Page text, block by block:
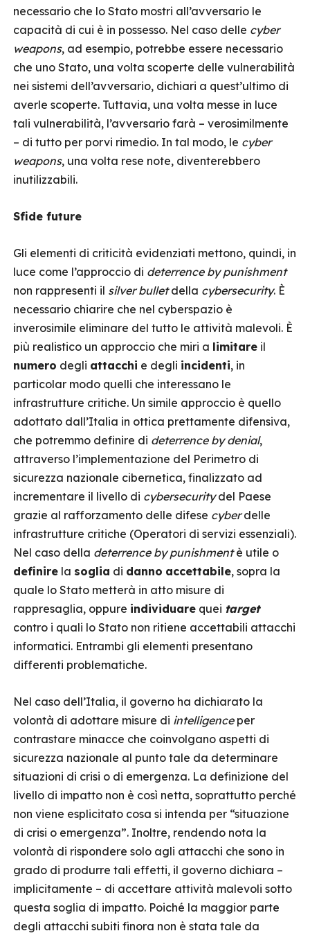
necessario che lo Stato mostri all’avversario le
capacità di cui è in possesso. Nel caso delle cyber
weapons, ad esempio, potrebbe essere necessario
che uno Stato, una volta scoperte delle vulnerabilità
nei sistemi dell’avversario, dichiari a quest’ultimo di
averle scoperte. Tuttavia, una volta messe in luce
tali vulnerabilità, l’avversario farà – verosimilmente
– di tutto per porvi rimedio. In tal modo, le cyber
weapons, una volta rese note, diventerebbero
inutilizzabili.
Sfide future
Gli elementi di criticità evidenziati mettono, quindi, in
luce come l’approccio di deterrence by punishment
non rappresenti il silver bulletdella cybersecurity. È
necessario chiarire che nel cyberspazio è
inverosimile eliminare del tutto le attività malevoli. È
più realistico un approccio che miri a limitare il
numero degli attacchi e degli incidenti, in
particolar modo quelli che interessano le
infrastrutture critiche. Un simile approccio è quello
adottato dall’Italia in ottica prettamente difensiva,
che potremmo definire di deterrence by denial,
attraverso l’implementazione del Perimetro di
sicurezza nazionale cibernetica, finalizzato ad
incrementare il livello di cybersecuritydel Paese
grazie al rafforzamento delle difese cyberdelle
infrastrutture critiche (Operatori di servizi essenziali).
Nel caso della deterrence by punishmentè utile o
definire la soglia di danno accettabile, sopra la
quale lo Stato metterà in atto misure di
rappresaglia, oppure individuare quei target
contro i quali lo Stato non ritiene accettabili attacchi
informatici. Entrambi gli elementi presentano
differenti problematiche.
Nel caso dell’Italia, il governo ha dichiarato la
volontà di adottare misure di intelligenceper
contrastare minacce che coinvolgano aspetti di
sicurezza nazionale al punto tale da determinare
situazioni di crisi o di emergenza. La definizione del
livello di impatto non è così netta, soprattutto perché
non viene esplicitato cosa si intenda per “situazione
di crisi o emergenza”. Inoltre, rendendo nota la
volontà di rispondere solo agli attacchi che sono in
grado di produrre tali effetti, il governo dichiara –
implicitamente – di accettare attività malevoli sotto
questa soglia di impatto. Poiché la maggior parte
degli attacchi subiti finora non è stata tale da